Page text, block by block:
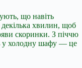
що навіть
декілька хвилин, щоб
скоринки. З піччю
у холодну шафу — це